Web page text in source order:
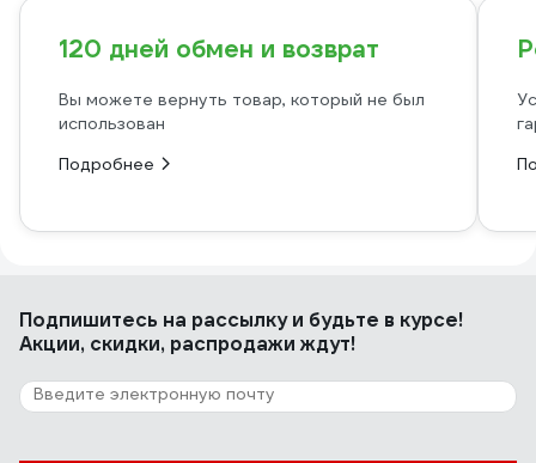
120 дней обмен и возврат
Вы можете вернуть товар, который не был
использован
Подробнее
Подпишитесь на рассылкуи будьте в курсе!
Акции, скидки, распродажи ждут!